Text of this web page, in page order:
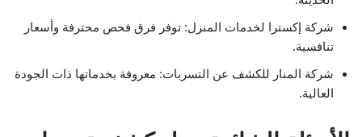
شركة إكسترا لخدمات المنزل: توفر فرق فحص محترفة وأسعار
تنافسية.
شركة المنار للكشف عن التسربات: معروفة بخدماتها ذات الجودة
العالية.